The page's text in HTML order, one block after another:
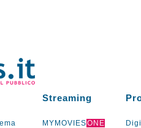
Streaming
MYMOVIESONE